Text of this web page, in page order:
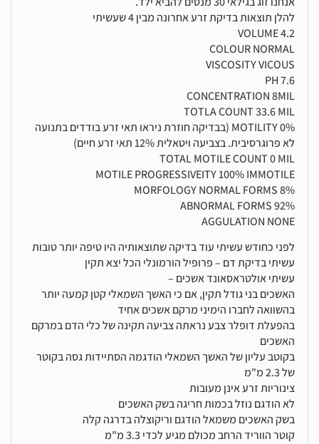
להלן תוצאות בדיקת זרע אחרונה מבין 4 שעשיתי
VOLUME 4.2
COLOUR NORMAL
VISCOSITY VICOUS
PH 7.6
CONCENTRATION 8MIL
TOTLA COUNT 33.6 MIL
MOTILITY 0% (בבדיקה חוזרת ניראו תאי זרע בודדים בתנועה
לא פרוגרסיבית. בצביעה ויטאלית 12% תאי זרע חיים)
TOTAL MOTILE COUNT 0 MIL
MOTILE PROGRESSIVEITY 100% IMMOTILE
MORFOLOGY NORMAL FORMS 8%
ABNORMAL FORMS 92%
AGGULATION NONE
לפני כחודש עשיתי עוד בדיקה שתוצאותיה היו טיפה יותר טובות
עשיתי בדיקת דם – פרופיל הורמונלי הכל יצא תקין
עשיתי אולטראסאונד אשכים –
האשכים בני גודל תקין, אם כי האשך השמאלי קטן קמעה יותר
בהשוואה לחברו הימיני מרקם אשכים אחיד
בהפעלת דופלר צבע נראתה צביעה תקינה של כלי הדם במרקם
האשכים
בקוטב עליון של האשך השמאלי הודגמה הסתיידות גסה בקוטר
של 2.3 מ"מ
צינוריות זרע אינן מעובות
לא הודגם נוזל בכמות חריגה בשק האשכים
בשק האשכים משמאל הודגם וריקוצלה בדרגה קלה
קוטר הווריד הרחב מכולם מגיע לכדי 3.3 מ"מ